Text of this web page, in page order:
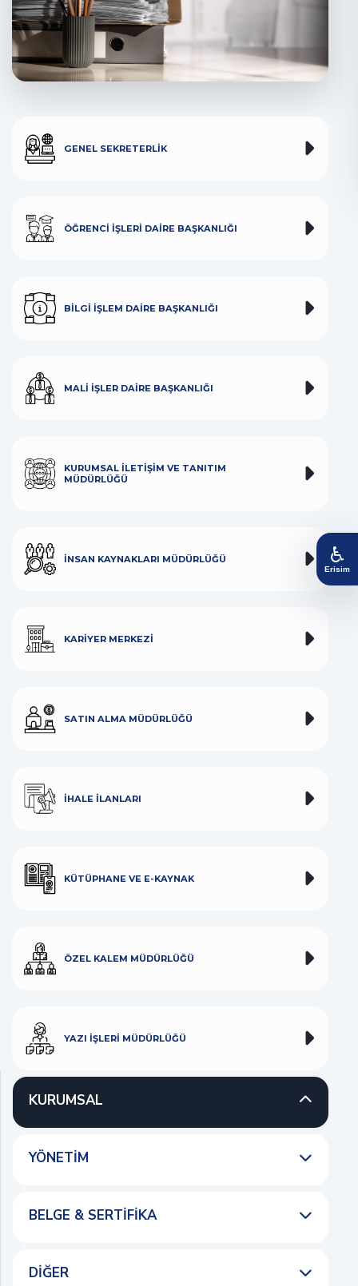
GENEL SEKRETERLIK
ÖĞRENCI İŞLERI DAIRE BAŞKANLIĞI
BILGI İŞLEM DAIRE BAŞKANLIĞI
MALI İŞLER DAIRE BAŞKANLIĞI
KURUMSAL İLETIŞIM VE TANITIM
MÜDÜRLÜĞÜ
İNSAN KAYNAKLARI MÜDÜRLÜĞÜ
KARIYER MERKEZI
SATIN ALMA MÜDÜRLÜĞÜ
İHALE İLANLARI
KÜTÜPHANE VE E-KAYNAK
ÖZEL KALEM MÜDÜRLÜĞÜ
YAZI İŞLERI MÜDÜRLÜĞÜ
KURUMSAL
YÖNETIM
BELGE & SERTIFIKA
DIĞER
♿
Erisim